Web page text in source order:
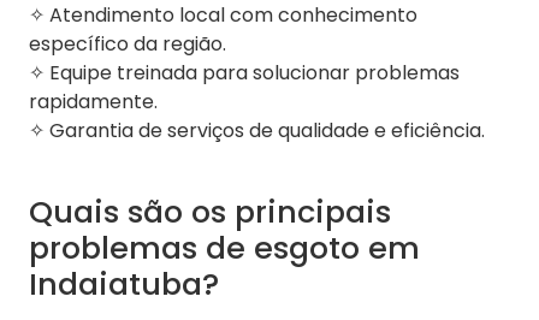
✧ Atendimento local com conhecimento
específico da região.
✧ Equipe treinada para solucionar problemas
rapidamente.
✧ Garantia de serviços de qualidade e eficiência.
Quais são os principais
problemas de esgoto em
Indaiatuba?